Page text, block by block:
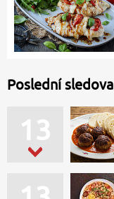
Poslední
13